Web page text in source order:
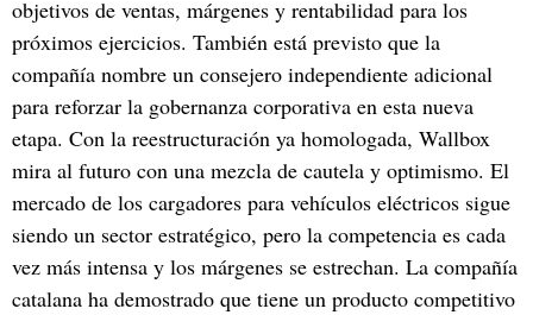
objetivos de ventas, márgenes y rentabilidad para los
próximos ejercicios. También está previsto que la
compañía nombre un consejero independiente adicional
para reforzar la gobernanza corporativa en esta nueva
etapa. Con la reestructuración ya homologada, Wallbox
mira al futuro con una mezcla de cautela y optimismo. El
mercado de los cargadores para vehículos eléctricos sigue
siendo un sector estratégico, pero la competencia es cada
vez más intensa y los márgenes se estrechan. La compañía
catalana ha demostrado que tiene un producto competitivo